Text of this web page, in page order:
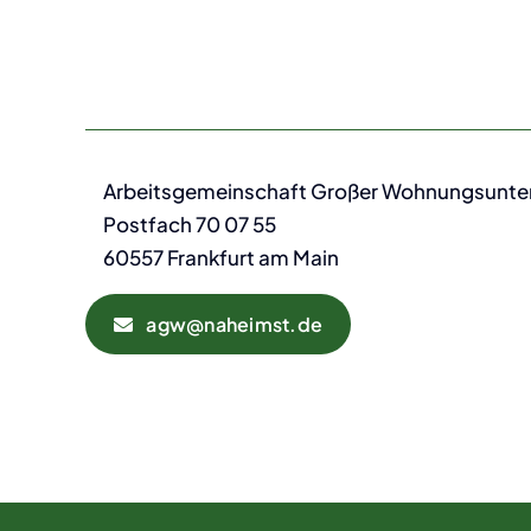
Arbeitsgemeinschaft Großer
Postfach 70 07 55
60557 Frankfurt am Main
agw@naheimst.de